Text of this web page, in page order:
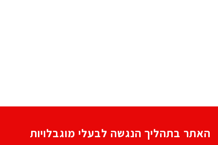
האתר בתהליך הנגשה לבעלי מוגבלויות